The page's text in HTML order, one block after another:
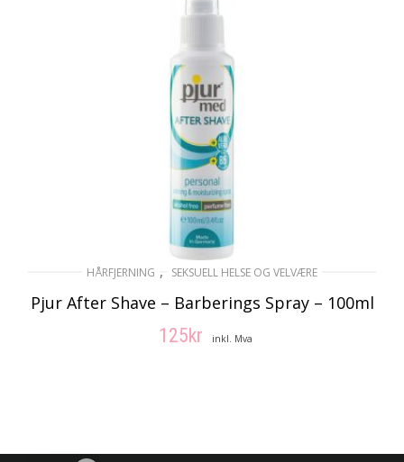
HÅRFJERNING , SEKSUELL HELSE OG VELVÆRE
Pjur After Shave – Barberings Spray – 100ml
125kr inkl. Mva